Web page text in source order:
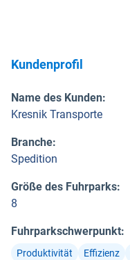
Kundenprofil
Name des Kunden:
Kresnik Transporte
Branche:
Spedition
Größe des Fuhrparks:
8
Fuhrparkschwerpunkt:
Produktivität Effizienz